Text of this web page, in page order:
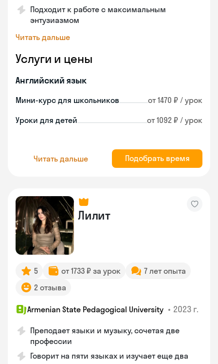
Подходит к работе с максимальным
энтузиазмом
Читать дальше
Услуги и цены
Английский язык
Мини-курс для школьников от 1470 ₽ / урок
Уроки для детей от 1092 ₽ / урок
Читать дальше Подобрать время
Лилит
5 от 1733 ₽ за урок
7 лет опыта
2 отзыва
Armenian State Pedagogical University • 2023 г.
Преподает языки и музыку, сочетая две
профессии
Говорит на пяти языках и изучает еще два